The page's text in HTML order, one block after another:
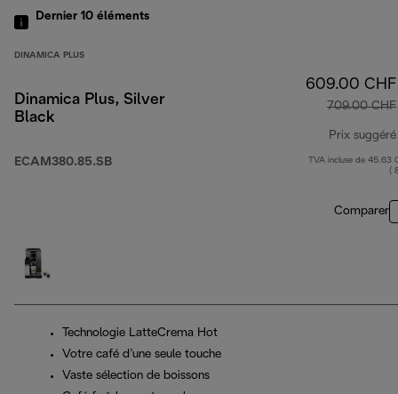
Dernier 10 éléments
DINAMICA PLUS
Dinamica Plus, Silver
Black
ECAM380.85.SB
609.00 CHF
709.00 CHF
Prix suggéré
TVA incluse de 45.63
(
Comparer
Technologie LatteCrema Hot
Votre café d’une seule touche
Vaste sélection de boissons